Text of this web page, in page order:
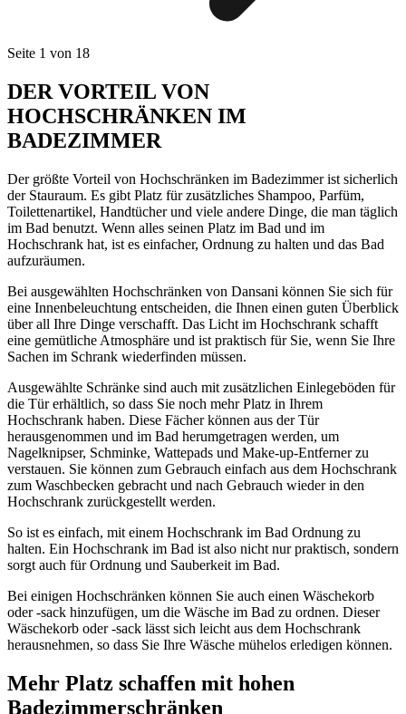
Seite 1 von 18
DER VORTEIL VON
HOCHSCHRÄNKEN IM
BADEZIMMER
Der größte Vorteil von Hochschränken im Badezimmer ist sicherlich
der Stauraum. Es gibt Platz für zusätzliches Shampoo, Parfüm,
Toilettenartikel, Handtücher und viele andere Dinge, die man täglich
im Bad benutzt. Wenn alles seinen Platz im Bad und im
Hochschrank hat, ist es einfacher, Ordnung zu halten und das Bad
aufzuräumen.
Bei ausgewählten Hochschränken von Dansani können Sie sich für
eine Innenbeleuchtung entscheiden, die Ihnen einen guten Überblick
über all Ihre Dinge verschafft. Das Licht im Hochschrank schafft
eine gemütliche Atmosphäre und ist praktisch für Sie, wenn Sie Ihre
Sachen im Schrank wiederfinden müssen.
Ausgewählte Schränke sind auch mit zusätzlichen Einlegeböden für
die Tür erhältlich, so dass Sie noch mehr Platz in Ihrem
Hochschrank haben. Diese Fächer können aus der Tür
herausgenommen und im Bad herumgetragen werden, um
Nagelknipser, Schminke, Wattepads und Make-up-Entferner zu
verstauen. Sie können zum Gebrauch einfach aus dem Hochschrank
zum Waschbecken gebracht und nach Gebrauch wieder in den
Hochschrank zurückgestellt werden.
So ist es einfach, mit einem Hochschrank im Bad Ordnung zu
halten. Ein Hochschrank im Bad ist also nicht nur praktisch, sondern
sorgt auch für Ordnung und Sauberkeit im Bad.
Bei einigen Hochschränken können Sie auch einen Wäschekorb
oder -sack hinzufügen, um die Wäsche im Bad zu ordnen. Dieser
Wäschekorb oder -sack lässt sich leicht aus dem Hochschrank
herausnehmen, so dass Sie Ihre Wäsche mühelos erledigen können.
Mehr Platz schaffen mit hohen
Badezimmerschränken